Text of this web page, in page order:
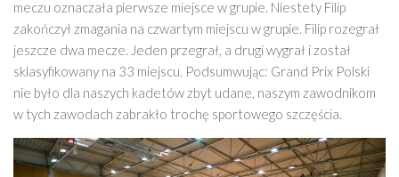
meczu oznaczała pierwsze miejsce w grupie. Niestety Filip
zakończył zmagania na czwartym miejscu w grupie. Filip rozegrał
jeszcze dwa mecze. Jeden przegrał, a drugi wygrał i został
sklasyfikowany na 33 miejscu. Podsumwując: Grand Prix Polski
nie było dla naszych kadetów zbyt udane, naszym zawodnikom
w tych zawodach zabrakło trochę sportowego szczęścia.